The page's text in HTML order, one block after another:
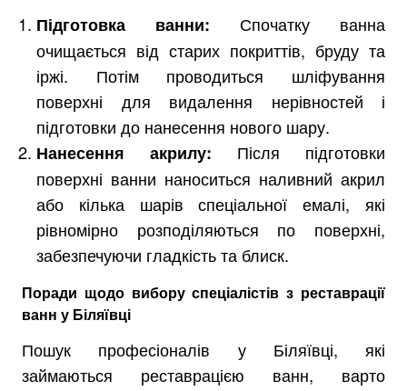
Підготовка ванни: Спочатку ванна
очищається від старих покриттів, бруду та
іржі. Потім проводиться шліфування
поверхні для видалення нерівностей і
підготовки до нанесення нового шару.
Нанесення
акрилу: Після підготовки
поверхні ванни наноситься наливний акрил
або кілька шарів спеціальної емалі, які
рівномірно розподіляються по поверхні,
забезпечуючи гладкість та блиск.
Поради щодо вибору спеціалістів з реставрації
ванн у Біляївці
Пошук професіоналів у Біляївці, які
займаються реставрацією ванн, варто